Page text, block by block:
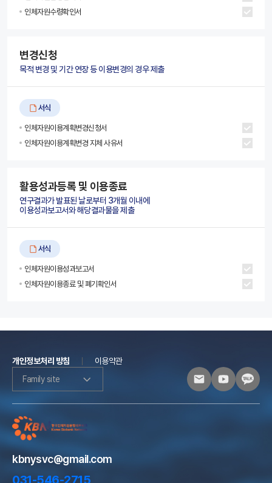
인체자원수령확인서
변경신청
목적 변경 및 기간 연장 등 이용변경의 경우 제출
서식
인체자원이용계획변경신청서
인체자원이용계획변경 지체 사유서
활용성과등록 및 이용종료
연구결과가 발표된 날로부터 3개월 이내에
이용성과보고서와 해당결과물을 제출
서식
인체자원이용성과보고서
인체자원이용종료 및 폐기확인서
개인정보처리 방침
이용약관
Family site
kbnysvc@gmail.com